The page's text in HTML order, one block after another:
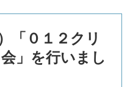
「０１２クリ
」を行いまし